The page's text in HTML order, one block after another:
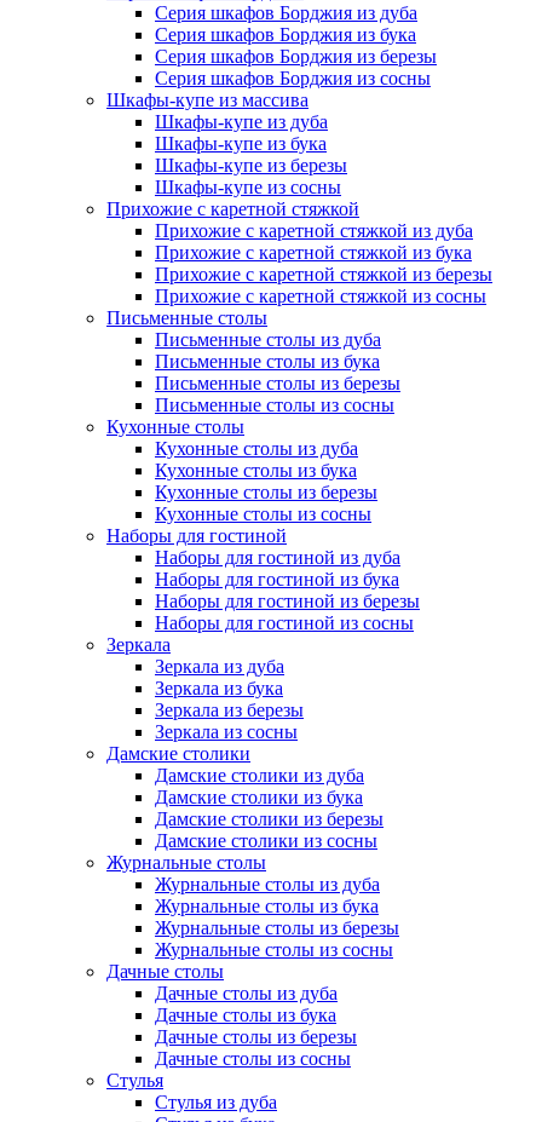
Серия шкафов Борджия из дуба
Серия шкафов Борджия из бука
Серия шкафов Борджия из березы
Серия шкафов Борджия из сосны
Шкафы-купе из массива
Шкафы-купе из дуба
Шкафы-купе из бука
Шкафы-купе из березы
Шкафы-купе из сосны
Прихожие с каретной стяжкой
Прихожие с каретной стяжкой из дуба
Прихожие с каретной стяжкой из бука
Прихожие с каретной стяжкой из березы
Прихожие с каретной стяжкой из сосны
Письменные столы
Письменные столы из дуба
Письменные столы из бука
Письменные столы из березы
Письменные столы из сосны
Кухонные столы
Кухонные столы из дуба
Кухонные столы из бука
Кухонные столы из березы
Кухонные столы из сосны
Наборы для гостиной
Наборы для гостиной из дуба
Наборы для гостиной из бука
Наборы для гостиной из березы
Наборы для гостиной из сосны
Зеркала
Зеркала из дуба
Зеркала из бука
Зеркала из березы
Зеркала из сосны
Дамские столики
Дамские столики из дуба
Дамские столики из бука
Дамские столики из березы
Дамские столики из сосны
Журнальные столы
Журнальные столы из дуба
Журнальные столы из бука
Журнальные столы из березы
Журнальные столы из сосны
Дачные столы
Дачные столы из дуба
Дачные столы из бука
Дачные столы из березы
Дачные столы из сосны
Стулья
Стулья из дуба